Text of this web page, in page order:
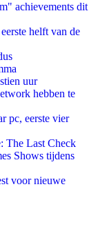
achievements dit
helft van de
uur
hebben te
pc, eerste vier
The Last Check
Shows tijdens
voor nieuwe